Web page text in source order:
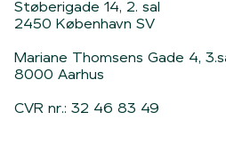
Støberigade 14, 2. sal
2450 København SV
Mariane Thomsens Gade 4,
8000 Aarhus
CVR nr.: 32 46 83 49